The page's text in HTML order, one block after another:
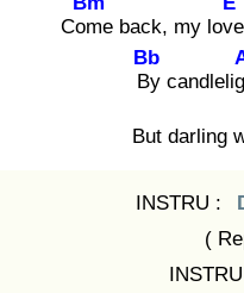
Come back, my love
By
Bb
But darling
INSTRU :
(